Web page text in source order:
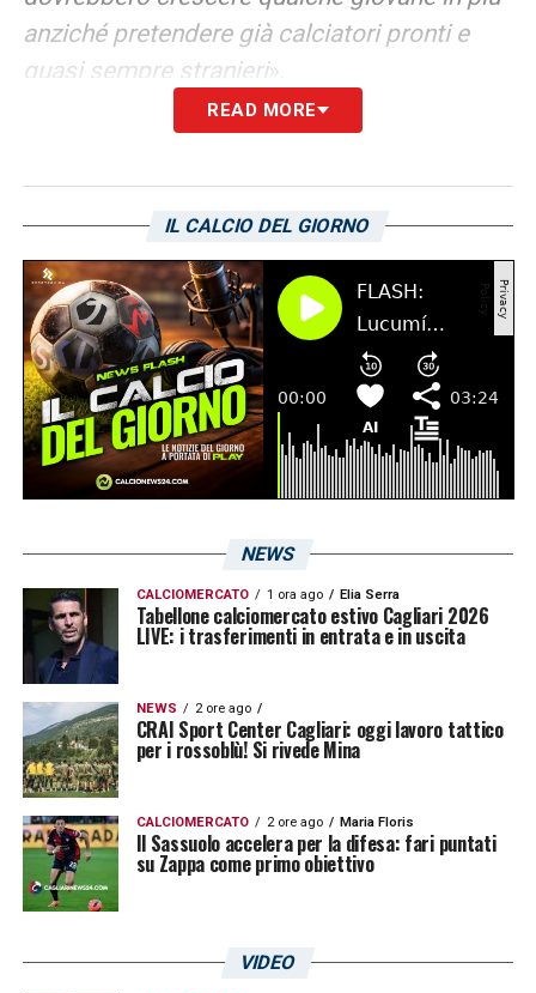
anziché pretendere già calciatori pronti e
quasi sempre stranieri».
ABBONDANZA A CENTROCAMPO
secondo me saranno il futuro della
Nazionale. Non dimentichiamoci neppure di
Barella e Verratti, due campioni d’Europa.
Mancano però le riserve
LA PLAYLIST DELLE NOSTRE TOP NEWS
READ MORE
IL CALCIO DEL GIORNO
NEWS
CALCIOMERCATO 1 ora ago Elia Serra
Tabellone calciomercato estivo Cagliari 2026
LIVE: i trasferimenti in entrata e in uscita
NEWS 2 ore ago
CRAI Sport Center Cagliari: oggi lavoro tattico
per i rossoblù! Si rivede Mina
CALCIOMERCATO 2 ore ago Maria Floris
Il Sassuolo accelera per la difesa: fari puntati
su Zappa come primo obiettivo
VIDEO